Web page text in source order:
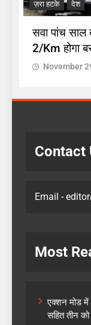
ज़रा हटके देश
सवा पांच साल
2/Km होगा
November
Contact
Email -
Most
एक्शन मोड
सहित तीन